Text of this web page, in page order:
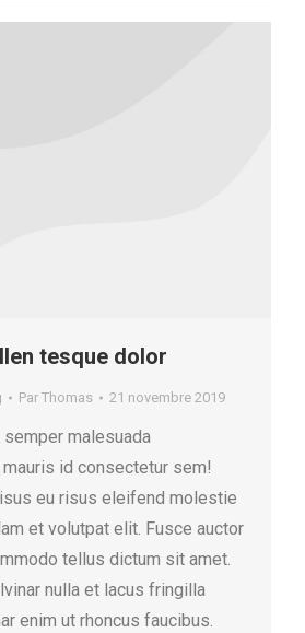
tesque dolor
Par Thomas 21 novembre 2019
semper malesuada
id consectetur sem!
eu risus eleifend molestie
et volutpat elit. Fusce auctor
tellus dictum sit amet.
nulla et lacus fringilla
enim ut rhoncus faucibus.